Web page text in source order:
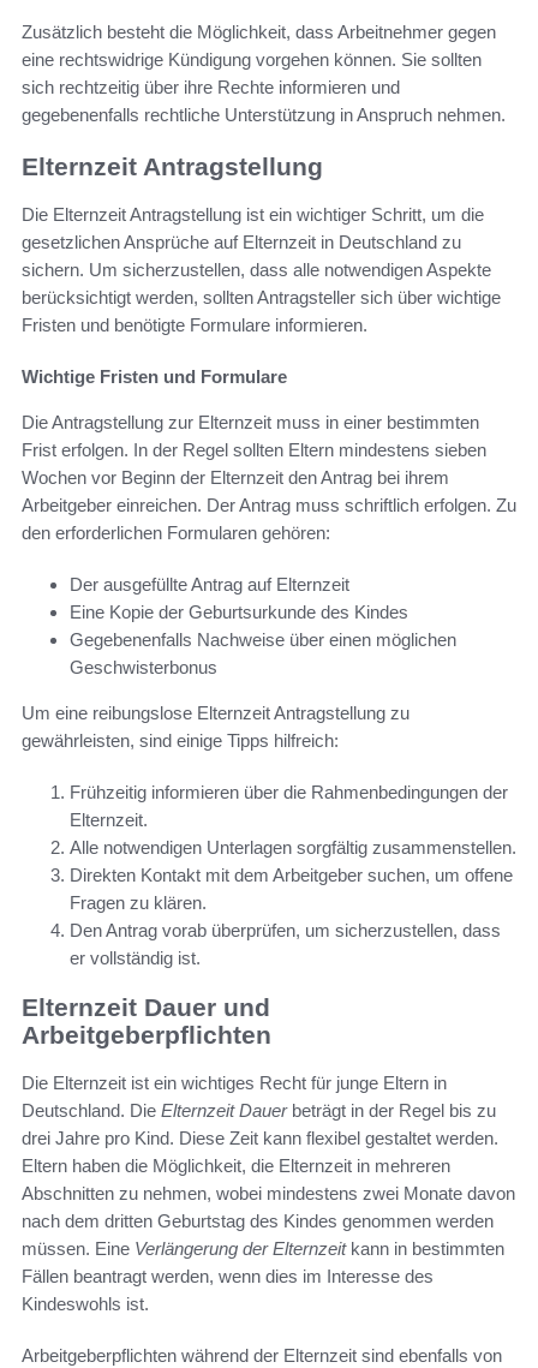
Zusätzlich besteht die Möglichkeit, dass Arbeitnehmer gegen
eine rechtswidrige Kündigung vorgehen können. Sie sollten
sich rechtzeitig über ihre Rechte informieren und
gegebenenfalls rechtliche Unterstützung in Anspruch nehmen.
Elternzeit Antragstellung
Die Elternzeit Antragstellung ist ein wichtiger Schritt, um die
gesetzlichen Ansprüche auf Elternzeit in Deutschland zu
sichern. Um sicherzustellen, dass alle notwendigen Aspekte
berücksichtigt werden, sollten Antragsteller sich über wichtige
Fristen und benötigte Formulare informieren.
Wichtige Fristen und Formulare
Die Antragstellung zur Elternzeit muss in einer bestimmten
Frist erfolgen. In der Regel sollten Eltern mindestens sieben
Wochen vor Beginn der Elternzeit den Antrag bei ihrem
Arbeitgeber einreichen. Der Antrag muss schriftlich erfolgen. Zu
den erforderlichen Formularen gehören:
Der ausgefüllte Antrag auf Elternzeit
Eine Kopie der Geburtsurkunde des Kindes
Gegebenenfalls Nachweise über einen möglichen
Geschwisterbonus
Um eine reibungslose Elternzeit Antragstellung zu
gewährleisten, sind einige Tipps hilfreich:
Frühzeitig informieren über die Rahmenbedingungen der
Elternzeit.
Alle notwendigen Unterlagen sorgfältig zusammenstellen.
Direkten Kontakt mit dem Arbeitgeber suchen, um offene
Fragen zu klären.
Den Antrag vorab überprüfen, um sicherzustellen, dass
er vollständig ist.
Elternzeit Dauer und
Arbeitgeberpflichten
Die Elternzeit ist ein wichtiges Recht für junge Eltern in
Deutschland. Die Elternzeit Dauerbeträgt in der Regel bis zu
drei Jahre pro Kind. Diese Zeit kann flexibel gestaltet werden.
Eltern haben die Möglichkeit, die Elternzeit in mehreren
Abschnitten zu nehmen, wobei mindestens zwei Monate davon
nach dem dritten Geburtstag des Kindes genommen werden
müssen. Eine Verlängerung der Elternzeitkann in bestimmten
Fällen beantragt werden, wenn dies im Interesse des
Kindeswohls ist.
Arbeitgeberpflichten während der Elternzeit sind ebenfalls von